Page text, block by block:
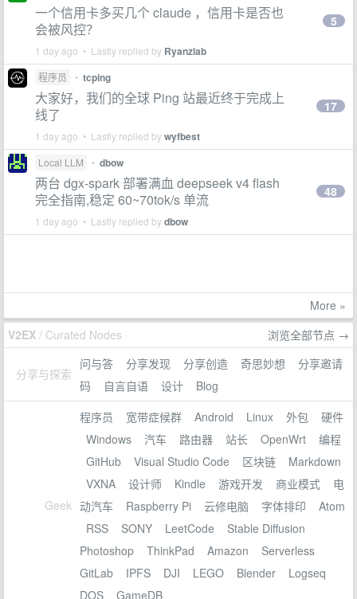
一个信用卡多买几个 claude ，信用卡是否也
会被风控？
1 day ago • Lastly replied by Ryanzlab
5
程序员 • tcping
大家好，我们的全球 Ping 站最近终于完成上
线了
1 day ago • Lastly replied bywyfbest
17
Local LLM • dbow
两台 dgx-spark 部署满血 deepseek v4 flash
完全指南,稳定 60~70tok/s 单流
1 day ago • Lastly replied bydbow
48
More »
V2EX / Curated Nodes 浏览全部节点 →
分享与探索
问与答 分享发现 分享创造 奇思妙想
分享邀请
码
自言自语 设计 Blog
Geek
程序员 宽带症候群 Android Linux 外包
硬件
Windows
汽车 路由器 站长 OpenWrt
编程
GitHub
Visual Studio Code 区块链
Markdown
VXNA
设计师 Kindle 游戏开发 商业模式
电
动汽车
Raspberry Pi 云修电脑 字体排印
Atom
RSS
SONY LeetCode
Stable Diffusion
Photoshop
ThinkPad Amazon
Serverless
GitLab
IPFS DJI LEGO Blender
Logseq
DOS
GameDB